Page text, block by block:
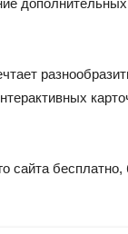
бесплатно,